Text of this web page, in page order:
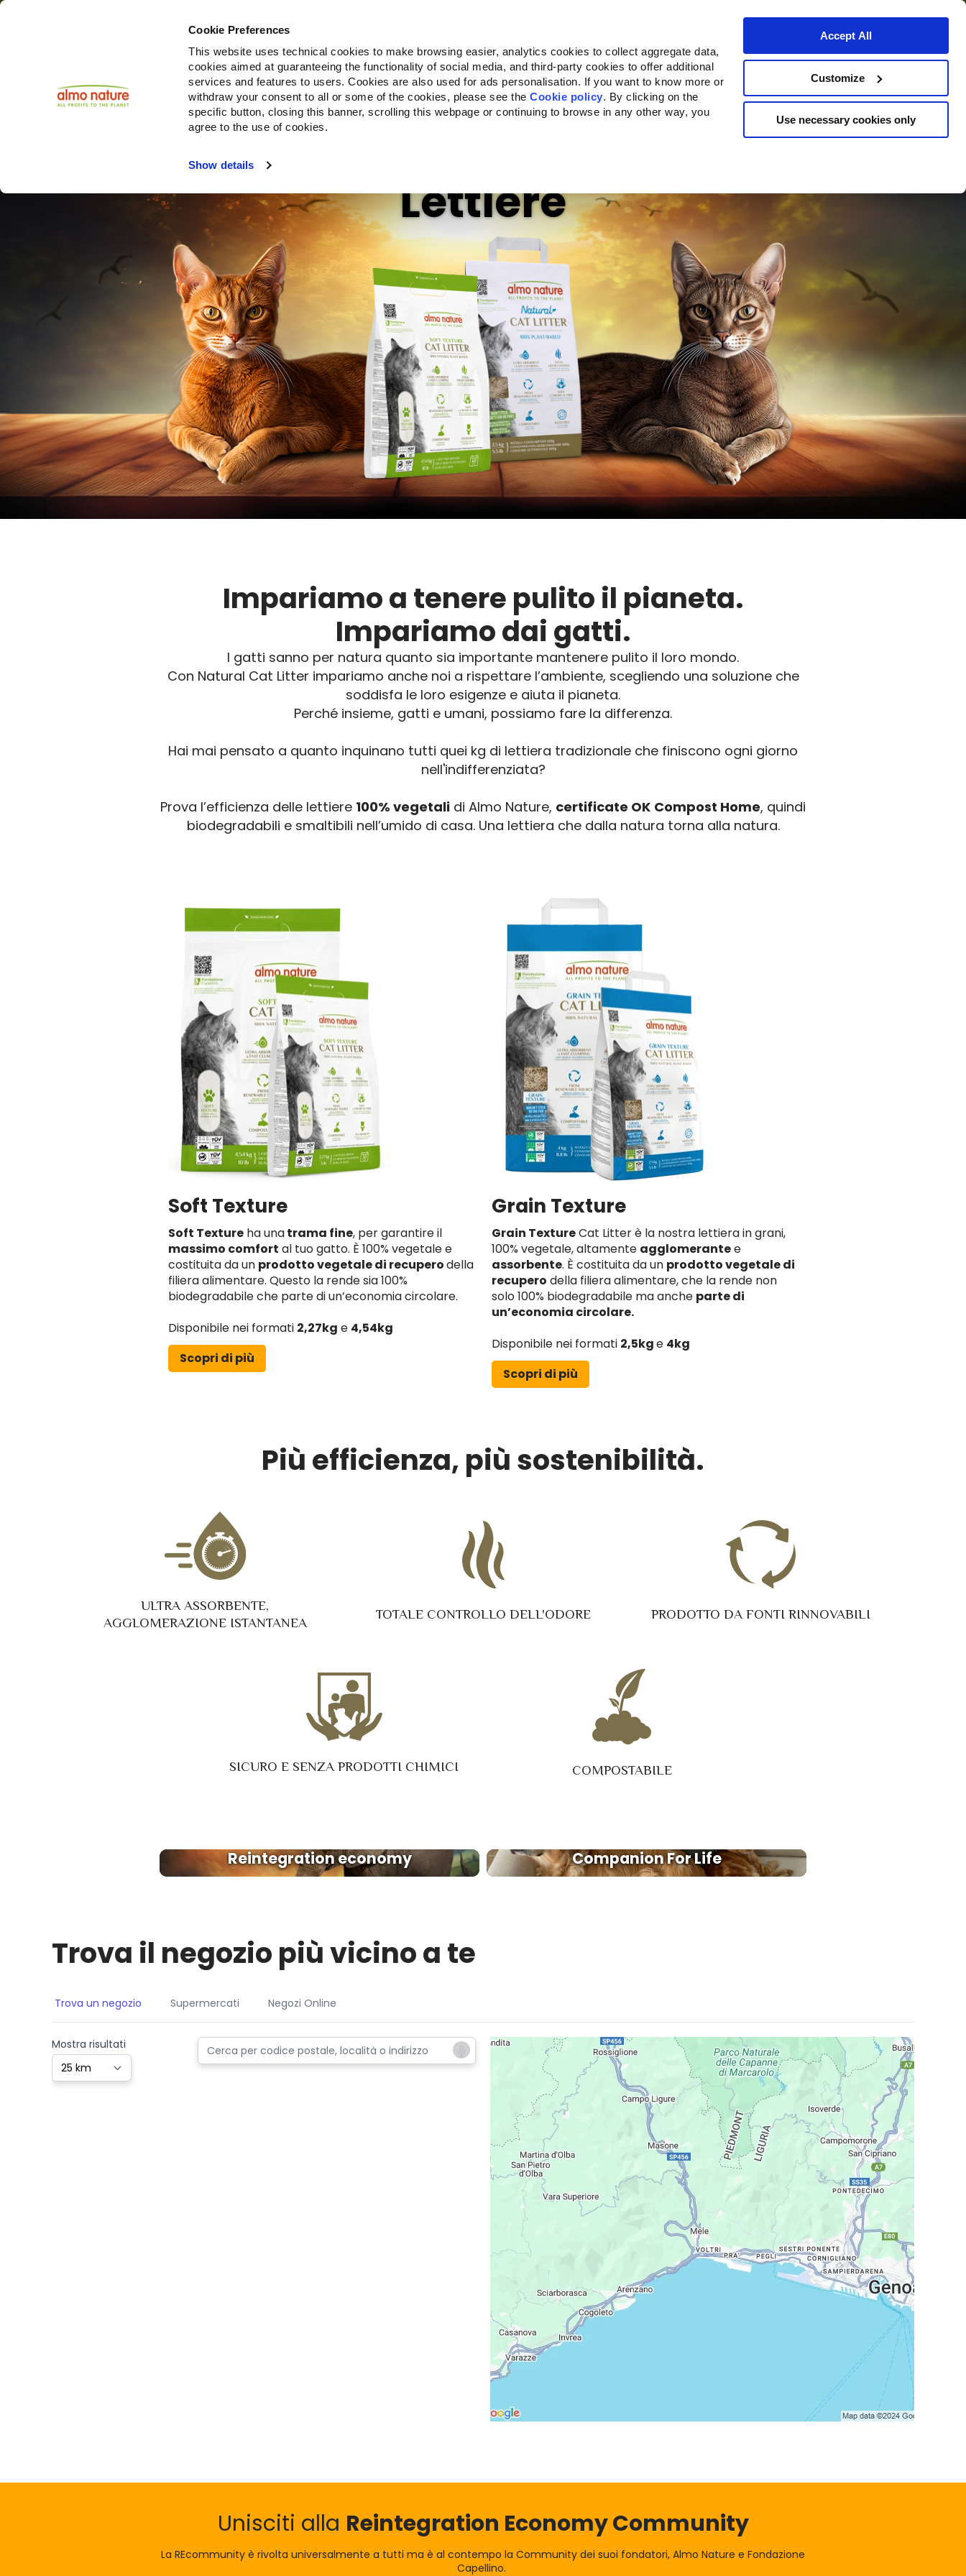
Cookie Preferences
This website uses technical cookies to make browsing easier, analytics cookies to collect aggregate data,
cookies aimed at guaranteeing the functionality of social media, and third-party cookies to offer additional
services and features to users. Cookies are also used for ads personalisation. If you want to know more or
withdraw your consent to all or some of the cookies, please see theCookie policy. By clicking on the
specific button, closing this banner, scrolling this webpage or continuing to browse in any other way, you
agree to the use of cookies.
Show details
Accept All
Customize
Use necessary cookies only
Prodotti Companion for Life Bando Companion for Life Chi siamo Dove acquistare
Choose another country or region to see content specific to your location.
Lettiere
Impariamo a tenere pulito il pianeta.
Impariamo dai gatti.
I gatti sanno per natura quanto sia importante mantenere pulito il loro mondo.
Con Natural Cat Litter impariamo anche noi a rispettare l’ambiente, scegliendo una soluzione che
soddisfa le loro esigenze e aiuta il pianeta.
Perché insieme, gatti e umani, possiamo fare la differenza.
Hai mai pensato a quanto inquinano tutti quei kg di lettiera tradizionale che finiscono ogni giorno
nell'indifferenziata?
Prova l’efficienza delle lettiere 100% vegetali di Almo Nature, certificate OK Compost Home, quindi
biodegradabili e smaltibili nell’umido di casa. Una lettiera che dalla natura torna alla natura.
Soft Texture
Soft Texture ha unatrama fine, per garantire il
massimo comfort al tuo gatto. È 100% vegetale e
costituita da un prodotto vegetale di recuperodella
filiera alimentare. Questo la rende sia 100%
biodegradabile che parte di un’economia circolare.
Disponibile nei formati 2,27kg e 4,54kg
Scopri di più
Grain Texture
Grain TextureCat Litter è la nostra lettiera in grani,
100% vegetale, altamente agglomerantee
assorbente. È costituita da un prodotto vegetale di
recupero della filiera alimentare, che la rende non
solo 100% biodegradabile ma anche parte di
un’economia circolare.
Disponibile nei formati 2,5kge 4kg
Scopri di più
Più efficienza, più sostenibilità.
ULTRA ASSORBENTE,
AGGLOMERAZIONE ISTANTANEA
TOTALE CONTROLLO DELL'ODORE PRODOTTO DA FONTI RINNOVABILI
SICURO E SENZA PRODOTTI CHIMICI COMPOSTABILE
Reintegration economy Companion For Life
Trova il negozio più vicino a te
Trova un negozio Supermercati Negozi Online
Mostra risultati
Unisciti alla Reintegration Economy Community
La REcommunity è rivolta universalmente a tutti ma è al contempo la Community dei suoi fondatori, Almo Nature e Fondazione
Capellino.